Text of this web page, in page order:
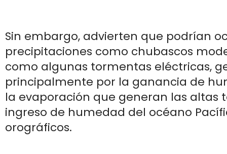
Sin embargo, advierten que podrían
precipitaciones como chubascos
como algunas tormentas eléctricas,
principalmente por la ganancia de
la evaporación que generan las altas
ingreso de humedad del océano
orográficos.